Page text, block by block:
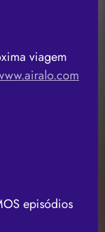
viagem
episódios